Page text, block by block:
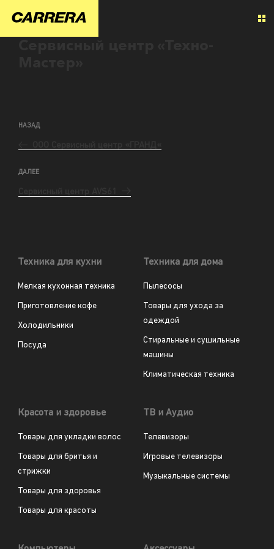
НАЗАД
ДАЛЕЕ
Техника для кухни
Мелкая кухонная техника
Приготовление кофе
Холодильники
Посуда
Техника для дома
Пылесосы
Товары для ухода за
одеждой
Стиральные и сушильные
машины
Климатическая техника
Красота и здоровье
Товары для укладки волос
Товары для бритья и
стрижки
Товары для здоровья
Товары для красоты
ТВ и Аудио
Телевизоры
Игровые телевизоры
Музыкальные системы